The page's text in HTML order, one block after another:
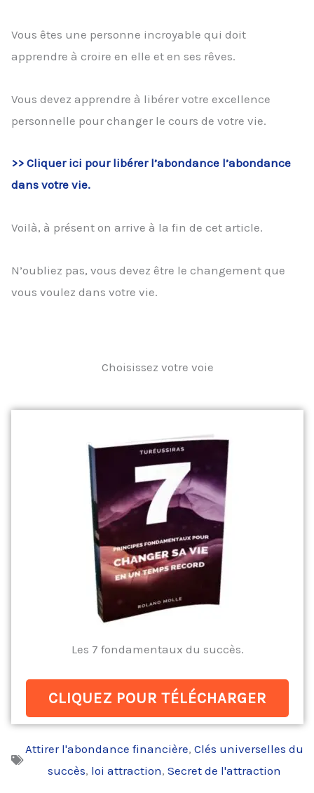
Vous êtes une personne incroyable qui doit
apprendre à croire en elle et en ses rêves.
Vous devez apprendre à libérer votre excellence
personnelle pour changer le cours de votre vie.
>> Cliquer ici pour libérer l’abondance l’abondance
dans votre vie.
Voilà, à présent on arrive à la fin de cet article.
N’oubliez pas, vous devez être le changement que
vous voulez dans votre vie.
Choisissez votre voie
Les 7 fondamentaux du succès.
CLIQUEZ POUR TÉLÉCHARGER
Attirer l'abondance financière, Clés universelles du
succès, loi attraction, Secret de l'attraction